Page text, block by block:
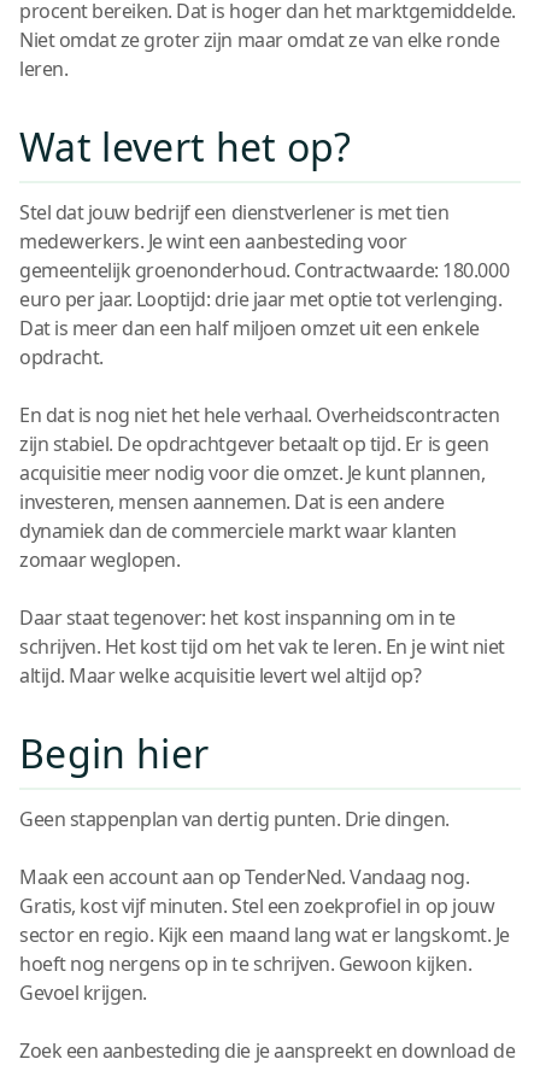
procent bereiken. Dat is hoger dan het marktgemiddelde.
Niet omdat ze groter zijn maar omdat ze van elke ronde
leren.
Wat levert het op?
Stel dat jouw bedrijf een dienstverlener is met tien
medewerkers. Je wint een aanbesteding voor
gemeentelijk groenonderhoud. Contractwaarde: 180.000
euro per jaar. Looptijd: drie jaar met optie tot verlenging.
Dat is meer dan een half miljoen omzet uit een enkele
opdracht.
En dat is nog niet het hele verhaal. Overheidscontracten
zijn stabiel. De opdrachtgever betaalt op tijd. Er is geen
acquisitie meer nodig voor die omzet. Je kunt plannen,
investeren, mensen aannemen. Dat is een andere
dynamiek dan de commerciele markt waar klanten
zomaar weglopen.
Daar staat tegenover: het kost inspanning om in te
schrijven. Het kost tijd om het vak te leren. En je wint niet
altijd. Maar welke acquisitie levert wel altijd op?
Begin hier
Geen stappenplan van dertig punten. Drie dingen.
Maak een account aan op TenderNed. Vandaag nog.
Gratis, kost vijf minuten. Stel een zoekprofiel in op jouw
sector en regio. Kijk een maand lang wat er langskomt. Je
hoeft nog nergens op in te schrijven. Gewoon kijken.
Gevoel krijgen.
Zoek een aanbesteding die je aanspreekt en download de